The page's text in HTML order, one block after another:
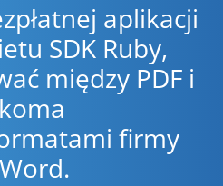
aplikacji
SDK Ruby,
między PDF i
firmy
Word.